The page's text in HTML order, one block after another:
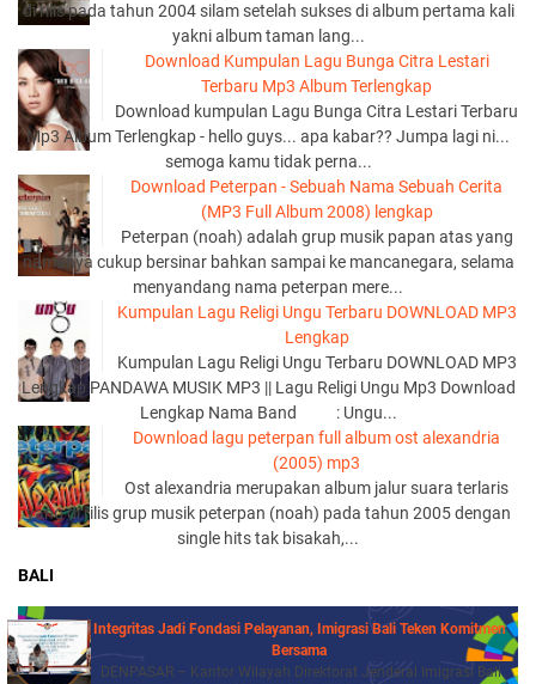
di rilis pada tahun 2004 silam setelah sukses di album pertama kali
yakni album taman lang...
Download Kumpulan Lagu Bunga Citra Lestari
Terbaru Mp3 Album Terlengkap
Download kumpulan Lagu Bunga Citra Lestari Terbaru
Mp3 Album Terlengkap - hello guys... apa kabar?? Jumpa lagi ni...
semoga kamu tidak perna...
Download Peterpan - Sebuah Nama Sebuah Cerita
(MP3 Full Album 2008) lengkap
Peterpan (noah) adalah grup musik papan atas yang
namanya cukup bersinar bahkan sampai ke mancanegara, selama
menyandang nama peterpan mere...
Kumpulan Lagu Religi Ungu Terbaru DOWNLOAD MP3
Lengkap
Kumpulan Lagu Religi Ungu Terbaru DOWNLOAD MP3
Lengkap PANDAWA MUSIK MP3 || Lagu Religi Ungu Mp3 Download
Lengkap Nama Band : Ungu...
Download lagu peterpan full album ost alexandria
(2005) mp3
Ost alexandria merupakan album jalur suara terlaris
yang di rilis grup musik peterpan (noah) pada tahun 2005 dengan
single hits tak bisakah,...
BALI
Integritas Jadi Fondasi Pelayanan, Imigrasi Bali Teken Komitmen
Bersama
DENPASAR – Kantor Wilayah Direktorat Jenderal Imigrasi Bali